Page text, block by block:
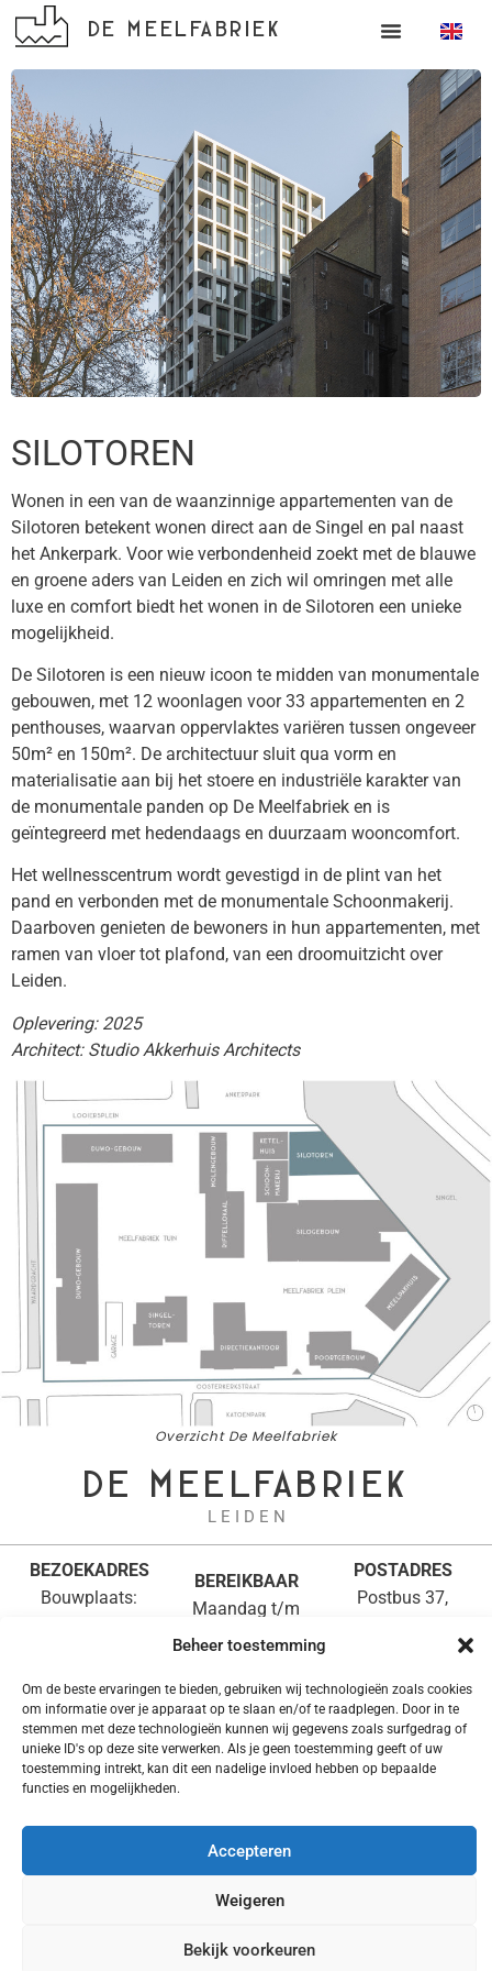
Beheer toestemming
Om de beste ervaringen te bieden, gebruiken wij technologieën zoals cookies
om informatie over je apparaat op te slaan en/of te raadplegen. Door in te
stemmen met deze technologieën kunnen wij gegevens zoals surfgedrag of
unieke ID's op deze site verwerken. Als je geen toestemming geeft of uw
toestemming intrekt, kan dit een nadelige invloed hebben op bepaalde
functies en mogelijkheden.
Accepteren
Weigeren
Bekijk voorkeuren
DE MEELFABRIEK
SILOTOREN
Wonen in een van de waanzinnige appartementen van de
Silotoren betekent wonen direct aan de Singel en pal naast
het Ankerpark. Voor wie verbondenheid zoekt met de blauwe
en groene aders van Leiden en zich wil omringen met alle
luxe en comfort biedt het wonen in de Silotoren een unieke
mogelijkheid.
De Silotoren is een nieuw icoon te midden van monumentale
gebouwen, met 12 woonlagen voor 33 appartementen en 2
penthouses, waarvan oppervlaktes variëren tussen ongeveer
50m² en 150m². De architectuur sluit qua vorm en
materialisatie aan bij het stoere en industriële karakter van
de monumentale panden op De Meelfabriek en is
geïntegreerd met hedendaags en duurzaam wooncomfort.
Het wellnesscentrum wordt gevestigd in de plint van het
pand en verbonden met de monumentale Schoonmakerij.
Daarboven genieten de bewoners in hun appartementen, met
ramen van vloer tot plafond, van een droomuitzicht over
Leiden.
Oplevering: 2025
Architect: Studio Akkerhuis Architects
Overzicht De Meelfabriek
DE MEELFABRIEK
L E I D E N
BEZOEKADRES
Bouwplaats:
Gravendijckseweg
50,
Noordwijk
BEREIKBAAR
Maandag t/m
vrijdag
uur
071-3610714
POSTADRES
Postbus 37,
POLICY